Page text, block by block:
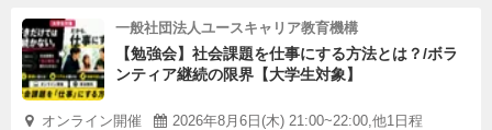
一般社団法人ユースキャリア教育機構
【勉強会】社会課題を仕事にする方法とは？/ボラ
ンティア継続の限界【大学生対象】
オンライン開催
2026年8月6日(木) 21:00~22:00,他1日程